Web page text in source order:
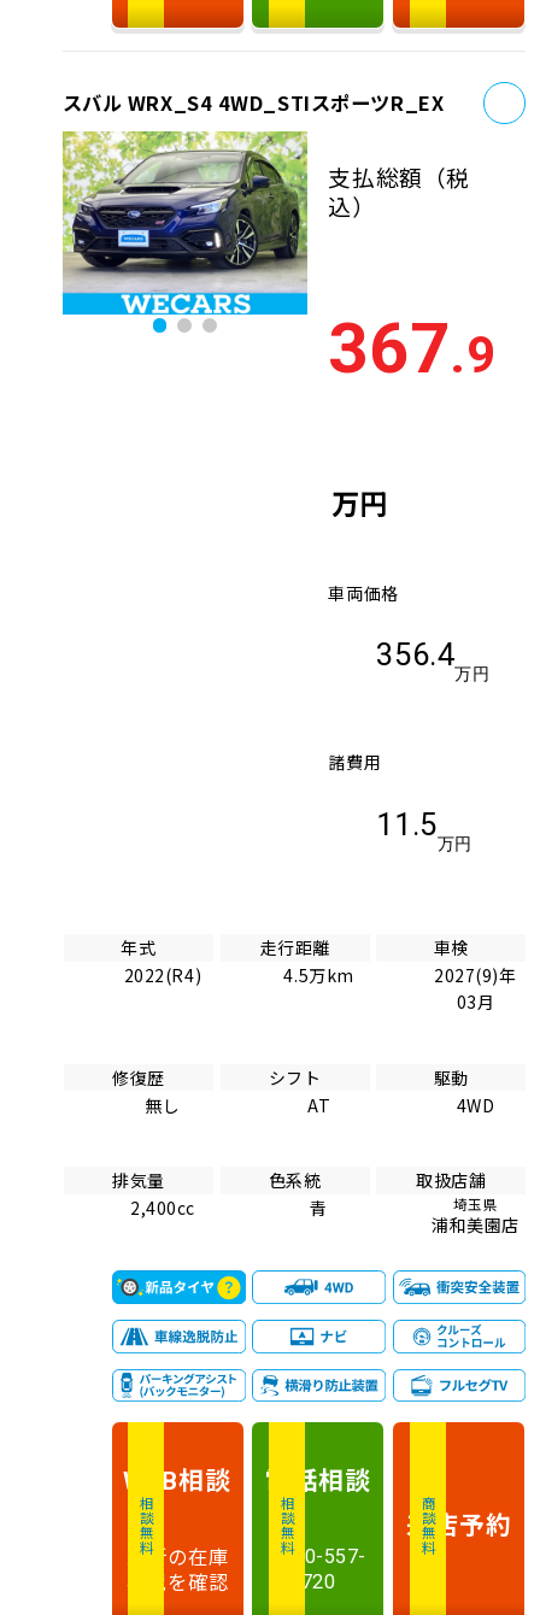
スバル WRX_S4 4WD_STIスポーツR_EX
支払総額 （税
込）
367.9
万円
車両価格
356.4
万円
諸費用
11.5
万円
年式
2022(R4)
走行距離
4.5万km
車検
2027(9)年
03月
修復歴
無し
シフト
AT
駆動
4WD
排気量
2,400cc
色系統
青
取扱店舗
埼玉県
浦和美園店
相談無料
WEB相談
最新の在庫
状況を確認
相談無料
電話相談
0120-557-
720
商談無料
来店予約